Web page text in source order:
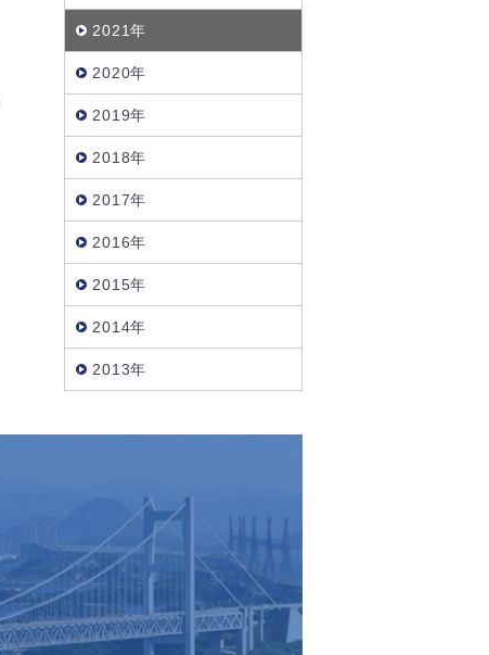
2021年
2020年
2019年
2018年
2017年
2016年
2015年
2014年
2013年